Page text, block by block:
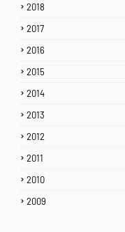
2018
2017
2016
2015
2014
2013
2012
2011
2010
2009